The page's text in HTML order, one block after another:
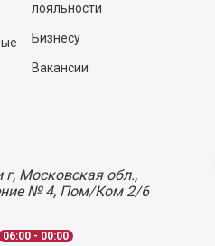
лояльности
Бизнесу
Вакансии
г, Московская обл.,
№ 4, Пом/Ком 2/6
06:00 - 00:00